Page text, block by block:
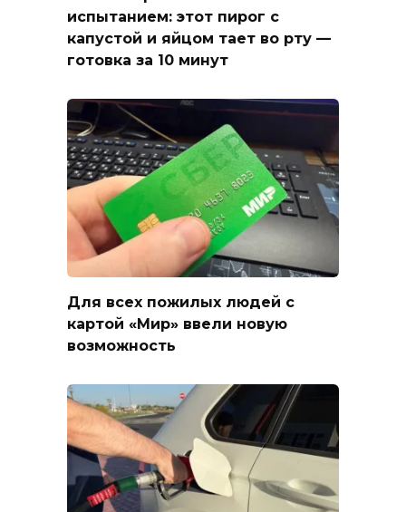
испытанием: этот пирог с
капустой и яйцом тает во рту —
готовка за 10 минут
Для всех пожилых людей с
картой «Мир» ввели новую
возможность